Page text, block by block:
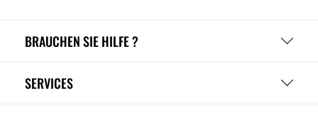
BRAUCHEN SIE HILFE ?
SERVICES